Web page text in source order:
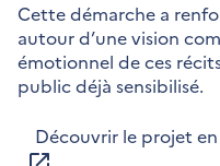
Cette démarche a
autour d’une vision
émotionnel de ces
public déjà sensibilisé.
Découvrir le projet